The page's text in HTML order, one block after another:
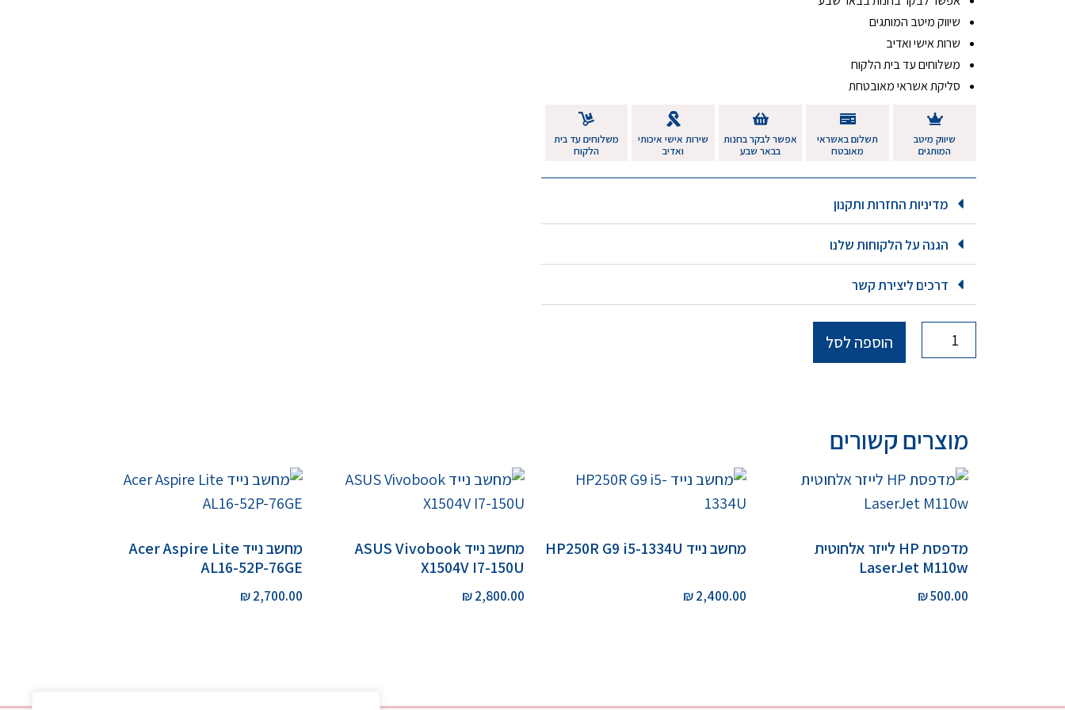
שיווק מיטב המותגים
שרות אישי ואדיב
משלוחים עד בית הלקוח
סליקת אשראי מאובטחת
שיווק מיטב
המותגים
תשלום באשראי
מאובטח
אפשר לבקר בחנות
בבאר שבע
שירות אישי איכותי
ואדיב
משלוחים עד בית
הלקוח
מדיניות החזרות ותקנון
הגנה על הלקוחות שלנו
דרכים ליצירת קשר
הוספה לסל
מוצרים קשורים
מדפסת HP לייזר אלחוטית
LaserJet M110w
500.00
₪
מחשב נייד HP250R G9 i5-1334U
2,400.00
₪
מחשב נייד ASUS Vivobook
X1504V I7-150U
2,800.00
₪
מחשב נייד Acer Aspire Lite
AL16-52P-76GE
2,700.00
₪